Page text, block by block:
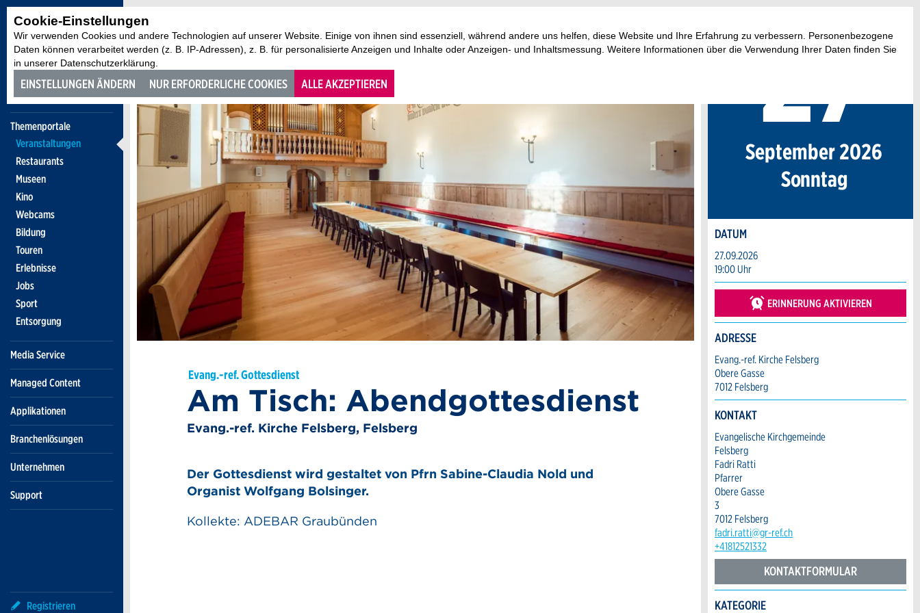
Cookie-Einstellungen
Wir verwenden Cookies und andere Technologien auf unserer Website. Einige von ihnen sind essenziell, während andere uns helfen, diese Website und Ihre Erfahrung zu verbessern. Personenbezogene
Daten können verarbeitet werden (z. B. IP-Adressen), z. B. für personalisierte Anzeigen und Inhalte oder Anzeigen- und Inhaltsmessung. Weitere Informationen über die Verwendung Ihrer Daten finden Sie
in unserer Datenschutzerklärung.
EINSTELLUNGEN ÄNDERN NUR ERFORDERLICHE COOKIES ALLE AKZEPTIEREN
Themenportale
Veranstaltungen
Restaurants
Museen
Kino
Webcams
Bildung
Touren
Erlebnisse
Jobs
Sport
Entsorgung
Media Service
Managed Content
Applikationen
Branchenlösungen
Unternehmen
Support
Registrieren
Evang.-ref. Gottesdienst
Am Tisch: Abendgottesdienst
Evang.-ref. Kirche Felsberg, Felsberg
Der Gottesdienst wird gestaltet von Pfrn Sabine-Claudia Nold und
Organist Wolfgang Bolsinger.
Kollekte: ADEBAR Graubünden
Sonntag
27
. September 2026
DATUM
27.09.2026
19:00 Uhr
ERINNERUNG AKTIVIEREN
ADRESSE
Evang.-ref. Kirche Felsberg
Obere Gasse
7012 Felsberg
KONTAKT
Evangelische Kirchgemeinde
Felsberg
Fadri Ratti
Pfarrer
Obere Gasse
3
7012 Felsberg
fadri.ratti@gr-ref.ch
+41812521332
KONTAKTFORMULAR
KATEGORIE